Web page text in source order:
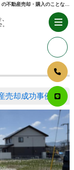
却成功事例